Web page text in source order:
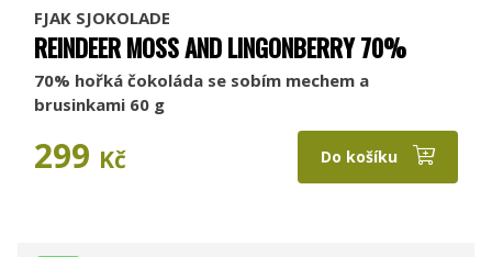
FJAK SJOKOLADE
REINDEER MOSS AND LINGONBERRY 70%
70% hořká čokoláda se sobím mechem a
brusinkami 60 g
299 Kč Do košíku